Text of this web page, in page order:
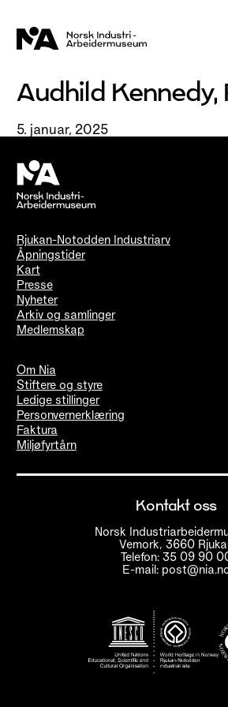
innhold
Audhild Kennedy,
5. januar, 2025
Rjukan-Notodden Industriarv
Åpningstider
Kart
Presse
Nyheter
Arkiv og samlinger
Medlemskap
Om Nia
Stiftere og styre
Ledige stillinger
Personvernerklæring
Faktura
Miljøfyrtårn
Kontakt oss
Norsk
Vemork, 3660
Telefon: 35 09 90
E-mail: